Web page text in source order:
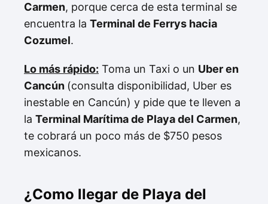
Carmen, porque cerca de esta terminal se
encuentra la Terminal de Ferrys hacia
Cozumel.
Lo más rápido: Toma un Taxi o un Uber en
Cancún (consulta disponibilidad, Uber es
inestable en Cancún) y pide que te lleven a
la Terminal Marítima de Playa del Carmen,
te cobrará un poco más de $750 pesos
mexicanos.
¿Como llegar de Playa del